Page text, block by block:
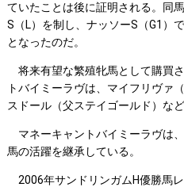
ていたことは後に証明される。同
S（L）を制し、ナッソーS（G1）
となったのだ。
将来有望な繁殖牝馬として購買
トバイミーラヴは、マイフリヴァ
スドール（父ステイゴールド）な
マネーキャントバイミーラヴは
馬の活躍を継承している。
2006年サンドリンガムH優勝馬